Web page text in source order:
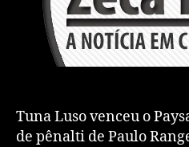
Tuna Luso venceu o
de pênalti de Paulo